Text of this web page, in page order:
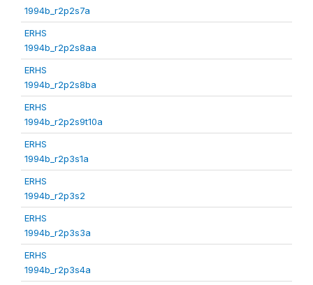
1994b_r2p2s7a
ERHS
1994b_r2p2s8aa
ERHS
1994b_r2p2s8ba
ERHS
1994b_r2p2s9t10a
ERHS
1994b_r2p3s1a
ERHS
1994b_r2p3s2
ERHS
1994b_r2p3s3a
ERHS
1994b_r2p3s4a